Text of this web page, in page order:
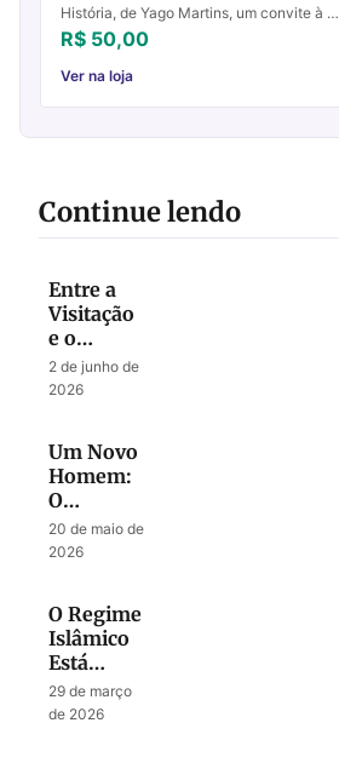
História, de Yago Martins, um convite à fé
renovada e reflexão profunda. Compre já!
R$ 50,00
Ver na loja
Continue lendo
Entre a
Visitação
e o
Julgamento:
A
e o
Clamor
de
Sodoma
2 de junho de
2026
Um Novo
Homem:
O
Mistério
do
20 de maio de
2026
O Regime
Islâmico
Está
Dividido
Contra Si
29 de março
de 2026